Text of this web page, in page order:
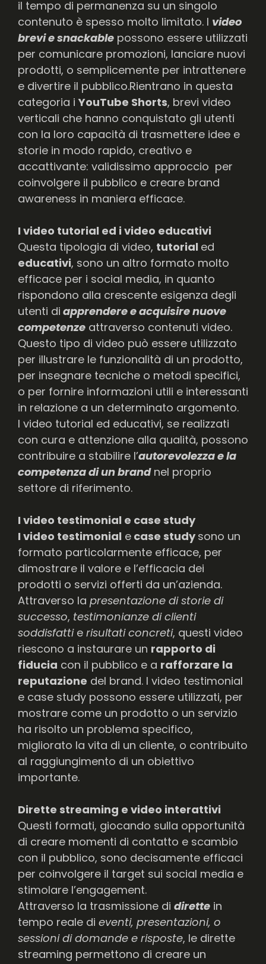
il tempo di permanenza su un singolo
contenuto è spesso molto limitato. I video
brevi e snackable possono essere utilizzati
per comunicare promozioni, lanciare nuovi
prodotti, o semplicemente per intrattenere
e divertire il pubblico.Rientrano in questa
categoria i YouTube Shorts, brevi video
verticali che hanno conquistato gli utenti
con la loro capacità di trasmettere idee e
storie in modo rapido, creativo e
accattivante: validissimo approccio per
coinvolgere il pubblico e creare brand
awareness in maniera efficace.
I video tutorial ed i video educativi
Questa tipologia di video, tutorial ed
educativi, sono un altro formato molto
efficace per i social media, in quanto
rispondono alla crescente esigenza degli
utenti di apprendere e acquisire nuove
competenze attraverso contenuti video.
Questo tipo di video può essere utilizzato
per illustrare le funzionalità di un prodotto,
per insegnare tecniche o metodi specifici,
o per fornire informazioni utili e interessanti
in relazione a un determinato argomento.
I video tutorial ed educativi, se realizzati
con cura e attenzione alla qualità, possono
contribuire a stabilire l’autorevolezza e la
competenza di un brandnel proprio
settore di riferimento.
I video testimonial e case study
I video testimonial e case studysono un
formato particolarmente efficace, per
dimostrare il valore e l’efficacia dei
prodotti o servizi offerti da un’azienda.
Attraverso la presentazione di storie di
successo, testimonianze di clienti
soddisfattie risultati concreti, questi video
riescono a instaurare un rapporto di
fiducia con il pubblico e a rafforzare la
reputazione del brand. I video testimonial
e case study possono essere utilizzati, per
mostrare come un prodotto o un servizio
ha risolto un problema specifico,
migliorato la vita di un cliente, o contribuito
al raggiungimento di un obiettivo
importante.
Dirette streaming e video interattivi
Questi formati, giocando sulla opportunità
di creare momenti di contatto e scambio
con il pubblico, sono decisamente efficaci
per coinvolgere il target sui social media e
stimolare l’engagement.
Attraverso la trasmissione di dirette in
tempo reale di eventi, presentazioni, o
sessioni di domande e risposte, le dirette
streaming permettono di creare un